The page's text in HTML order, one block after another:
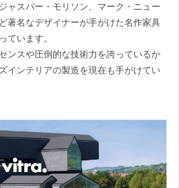
ャスパー・モリソン、マーク・ニュー
著名なデザイナーが手がけた名作家具
ています。
ンスや圧倒的な技術力を誇っているか
インテリアの製造を現在も手がけてい